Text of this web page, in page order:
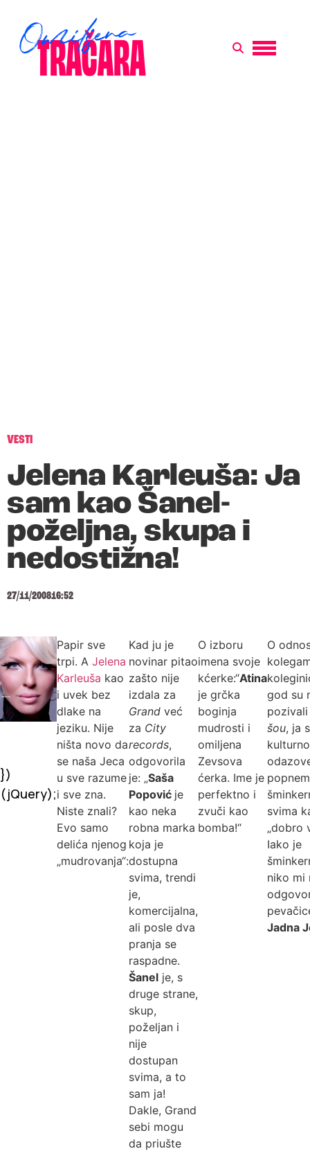
VESTI
Jelena Karleuša: Ja
sam kao Šanel-
poželjna, skupa i
nedostižna!
27/11/200816:52
})
(jQuery);
Papir sve
trpi. A Jelena
Karleuša kao
i uvek bez
dlake na
jeziku. Nije
ništa novo da
se naša Jeca
u sve razume
i sve zna.
Niste znali?
Evo samo
delića njenog
„mudrovanja“:
Kad ju je
novinar pitao
zašto nije
izdala za
Grand već
za City
records,
odgovorila
je: „Saša
Popović je
kao neka
robna marka
koja je
dostupna
svima, trendi
je,
komercijalna,
ali posle dva
pranja se
raspadne.
Šanel je, s
druge strane,
skup,
poželjan i
nije
dostupan
svima, a to
sam ja!
Dakle, Grand
sebi mogu
da priušte
O izboru
imena svoje
kćerke:“Atina
je grčka
boginja
mudrosti i
omiljena
Zevsova
ćerka. Ime je
perfektno i
zvuči kao
bomba!“
O
god su
šou, ja
kulturno
svima
„dobro
Iako je
niko mi
Jadna